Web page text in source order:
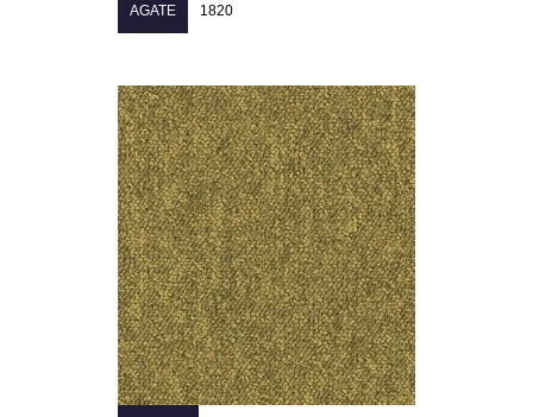
AGATE 1820